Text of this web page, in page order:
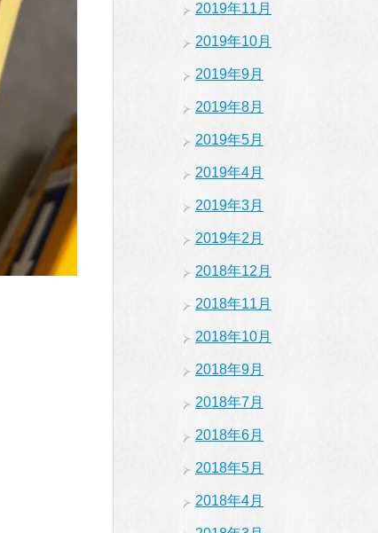
2019年11月
2019年10月
2019年9月
2019年8月
2019年5月
2019年4月
2019年3月
2019年2月
2018年12月
2018年11月
2018年10月
2018年9月
2018年7月
2018年6月
2018年5月
2018年4月